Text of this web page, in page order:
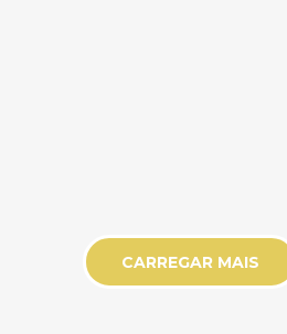
CARREGAR MAIS